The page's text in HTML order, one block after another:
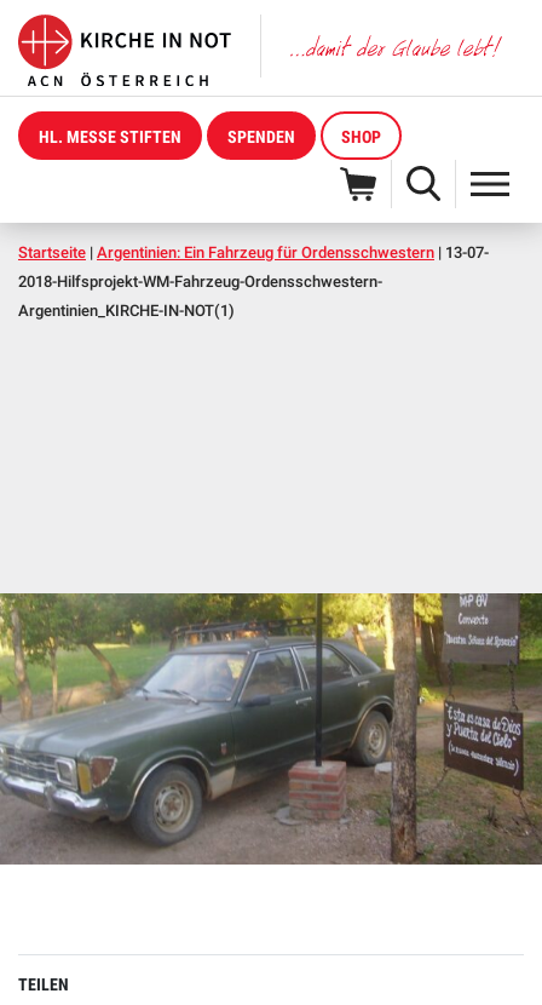
HL. MESSE STIFTEN SPENDEN SHOP
Startseite | Argentinien: Ein Fahrzeug für Ordensschwestern | 13-07-
2018-Hilfsprojekt-WM-Fahrzeug-Ordensschwestern-
Argentinien_KIRCHE-IN-NOT(1)
TEILEN